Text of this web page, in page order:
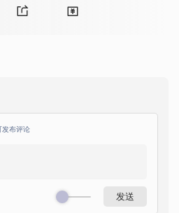
发布评论